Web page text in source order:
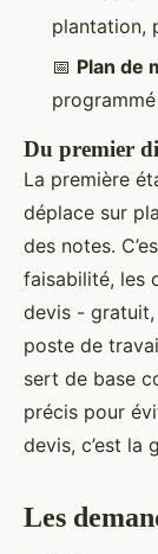
plantation,
📅 Plan de
Du premier
La première
déplace sur
des notes.
faisabilité, les
devis - gratuit,
poste de
sert de base
précis pour
devis, c’est la
Les